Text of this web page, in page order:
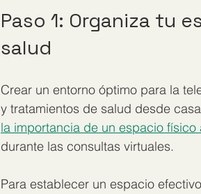
Paso 1: Organiza tu
salud
Crear un entorno óptimo para la
y tratamientos de salud desde
la importancia de un espacio físico
durante las consultas virtuales.
Para establecer un espacio